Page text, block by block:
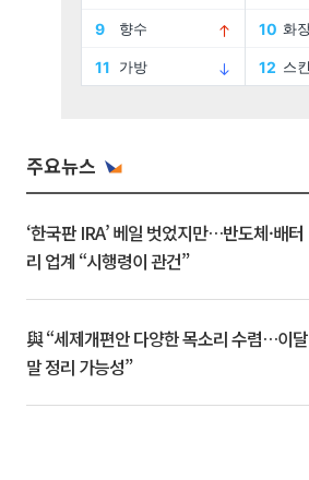
주요뉴스
‘한국판 IRA’ 베일 벗었지만…반도체·배터
리 업계 “시행령이 관건”
與 “세제개편안 다양한 목소리 수렴…이달
말 정리 가능성”